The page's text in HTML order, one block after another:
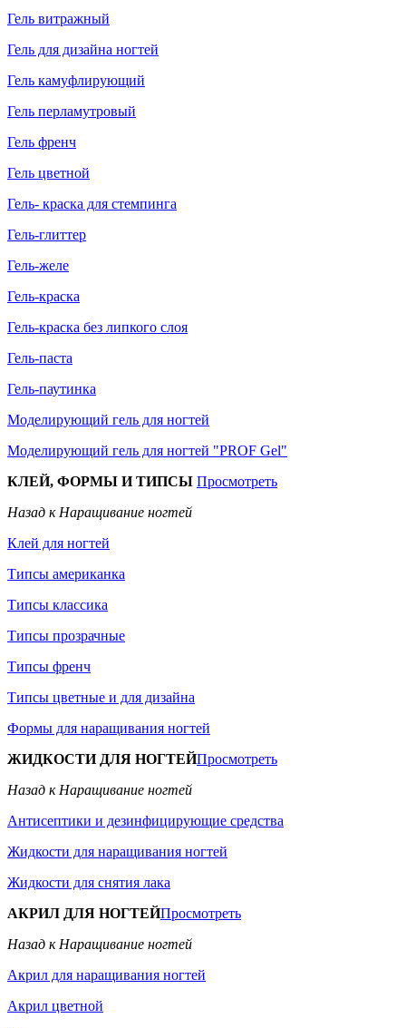
Гель витражный
Гель для дизайна ногтей
Гель камуфлирующий
Гель перламутровый
Гель френч
Гель цветной
Гель- краска для стемпинга
Гель-глиттер
Гель-желе
Гель-краска
Гель-краска без липкого слоя
Гель-паста
Гель-паутинка
Моделирующий гель для ногтей
Моделирующий гель для ногтей "PROF Gel"
КЛЕЙ, ФОРМЫ И ТИПСЫ Просмотреть
Назад к Наращивание ногтей
Клей для ногтей
Типсы американка
Типсы классика
Типсы прозрачные
Типсы френч
Типсы цветные и для дизайна
Формы для наращивания ногтей
ЖИДКОСТИ ДЛЯ НОГТЕЙПросмотреть
Назад к Наращивание ногтей
Антисептики и дезинфицирующие средства
Жидкости для наращивания ногтей
Жидкости для снятия лака
АКРИЛ ДЛЯ НОГТЕЙПросмотреть
Назад к Наращивание ногтей
Акрил для наращивания ногтей
Акрил цветной